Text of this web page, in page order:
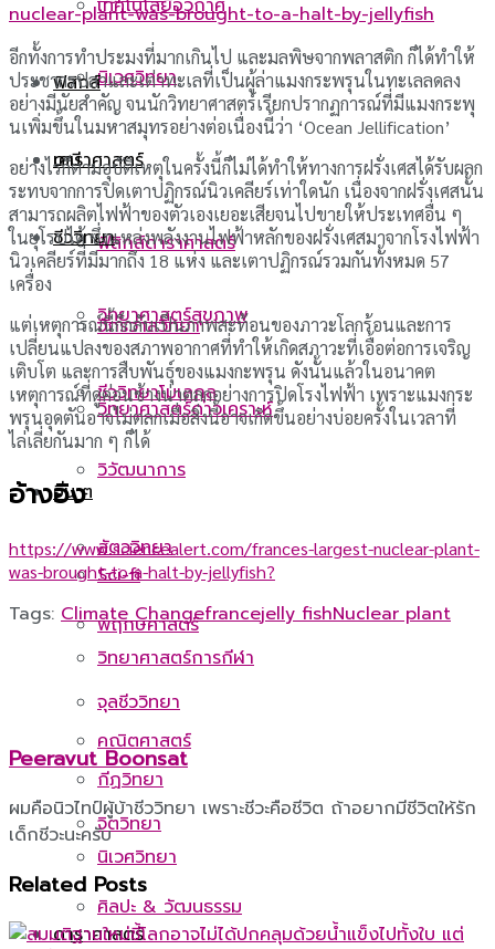
นิเวศวิทยา
ดาราศาสตร์
ฟิสิกส์ดาราศาสตร์
จักรวาลวิทยา
วิทยาศาสตร์ดาวเคราะห์
อื่น ๆ
Sci-fi
วิทยาศาสตร์การกีฬา
คณิตศาสตร์
จิตวิทยา
ศิลปะ & วัฒนธรรม
เทคโนโลยีอวกาศ
ฟิสิกส์
เคมี
ชีววิทยา
วิทยาศาสตร์สุขภาพ
ชีววิทยาโมเลกุล
วิวัฒนาการ
สัตววิทยา
พฤกษศาสตร์
จุลชีววิทยา
กีฏวิทยา
นิเวศวิทยา
ดาราศาสตร์
nuclear-plant-was-brought-to-a-halt-by-jellyfish
อีกทั้งการทำประมงที่มากเกินไป และมลพิษจากพลาสติก ก็ได้ทำให้
ประชากรปลาและเต่าทะเลที่เป็นผู้ล่าแมงกระพรุนในทะเลลดลง
อย่างมีนัยสำคัญ จนนักวิทยาศาสตร์เรียกปรากฏการณ์ที่มีแมงกระพุ
นเพิ่มขึ้นในมหาสมุทรอย่างต่อเนื่องนี้ว่า ‘Ocean Jellification’
อย่างไรก็ตามอุบัติเหตุในครั้งนี้ก็ไม่ได้ทำให้ทางการฝรั่งเศสได้รับผลก
ระทบจากการปิดเตาปฏิกรณ์นิวเคลียร์เท่าใดนัก เนื่องจากฝรั่งเศสนั้น
สามารถผลิตไฟฟ้าของตัวเองเยอะเสียจนไปขายให้ประเทศอื่น ๆ
ในยุโรปได้ ซึ่งแหล่งพลังงานไฟฟ้าหลักของฝรั่งเศสมาจากโรงไฟฟ้า
นิวเคลียร์ที่มีมากถึง 18 แห่ง และเตาปฏิกรณ์รวมกันทั้งหมด 57
เครื่อง
แต่เหตุการณ์นี้ก็กลับเป็นภาพสะท้อนของภาวะโลกร้อนและการ
เปลี่ยนแปลงของสภาพอากาศที่ทำให้เกิดสภาวะที่เอื้อต่อการเจริญ
เติบโต และการสืบพันธุ์ของแมงกะพรุน ดังนั้นแล้วในอนาคต
เหตุการณ์ที่ดูค่อนข้างน่าตลกอย่างการปิดโรงไฟฟ้า เพราะแมงกระ
พรุนอุดตันอาจไม่ตลกเมื่อสิ่งนี้อาจเกิดขึ้นอย่างบ่อยครั้งในเวลาที่
ไล่เลี่ยกันมาก ๆ ก็ได้
อ้างอิง
https://www.sciencealert.com/frances-largest-nuclear-plant-
was-brought-to-a-halt-by-jellyfish?
Tags: Climate Changefrancejelly fishNuclear plant
Peeravut Boonsat
ผมคือนิวไทป์ผู้บ้าชีววิทยา เพราะชีวะคือชีวิต ถ้าอยากมีชีวิตให้รัก
เด็กชีวะนะครับ
Related Posts